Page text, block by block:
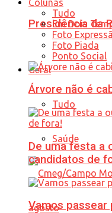
Presidência da
Geral
Tudo
Saúde
Colunas
Tudo
Em Dois
Foto
Foto Piada
Ponto Social
Árvore não é
De uma festa a
candidatos de
Vamos passear